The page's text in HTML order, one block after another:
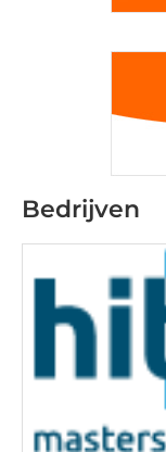
Bedrijven